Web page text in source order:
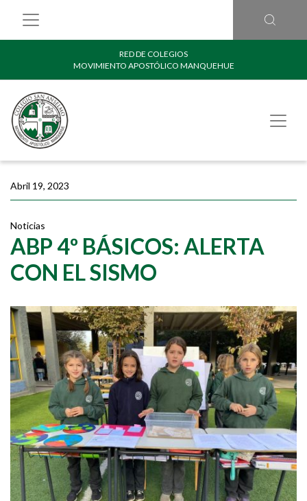
RED DE COLEGIOS
MOVIMIENTO APOSTÓLICO MANQUEHUE
Abril 19, 2023
Noticias
ABP 4º BÁSICOS: ALERTA
CON EL SISMO